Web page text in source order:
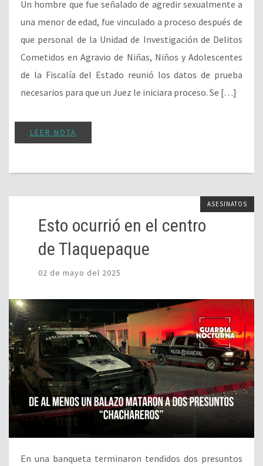
Un hombre que fue señalado de agredir sexualmente a
una menor de edad, fue vinculado a proceso después de
que personal de la Unidad de Investigación de Delitos
Cometidos en Agravio de Niñas, Niños y Adolescentes
de la Fiscalía del Estado reunió los datos de prueba
necesarios para que un Juez le iniciara proceso. Se […]
LEER NOTA
ASESINATOS
Esto ocurrió en el centro
de Tlaquepaque
02 de mayo del 2025
En una banqueta terminaron tendidos dos presuntos